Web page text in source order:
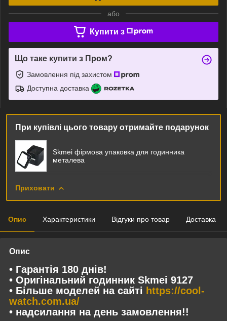
або
Купити з
Що таке купити з Пром?
Замовлення під захистом
Доступна доставка
При купівлі цього товару отримайте подарунок
Skmei фірмова упаковка для годинника
металева
Приховати
Опис Характеристики Відгуки про товар Доставка
Опис
• Гарантія 180 днів!
• Оригінальний годинник Skmei 9127
• Більше моделей на сайті https://cool-
watch.com.ua/
• надсилання на день замовлення!!